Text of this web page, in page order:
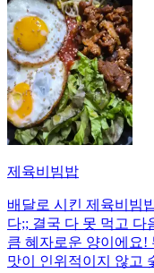
제육비빔밥
배달로 시킨 제육비빔
다;; 결국 다 못 먹고
큼 혜자로운 양이에요!
맛이 인위적이지 않고